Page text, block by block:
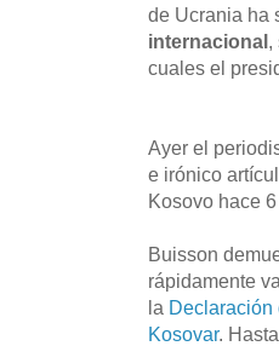
de Ucrania ha
internacional,
cuales el
Ayer el
e irónico
Kosovo hace
Buisson
rápidamente
la Declaración
Kosovar.